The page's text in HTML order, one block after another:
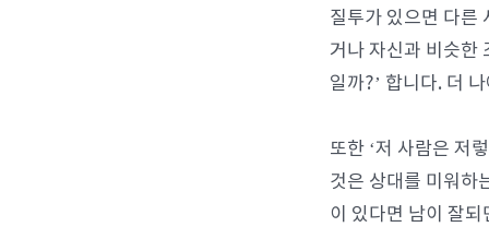
질투가 있으면 다른
거나 자신과 비슷한
일까?’ 합니다. 더
또한 ‘저 사람은 저
것은 상대를 미워하
이 있다면 남이 잘